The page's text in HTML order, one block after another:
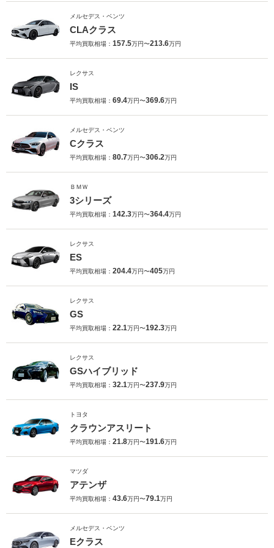
メルセデス・ベンツ
CLAクラス
平均買取相場： 157.5万円〜213.6万円
レクサス
IS
平均買取相場： 69.4万円〜369.6万円
メルセデス・ベンツ
Cクラス
平均買取相場： 80.7万円〜306.2万円
ＢＭＷ
3シリーズ
平均買取相場： 142.3万円〜364.4万円
レクサス
ES
平均買取相場： 204.4万円〜405万円
レクサス
GS
平均買取相場： 22.1万円〜192.3万円
レクサス
GSハイブリッド
平均買取相場： 32.1万円〜237.9万円
トヨタ
クラウンアスリート
平均買取相場： 21.8万円〜191.6万円
マツダ
アテンザ
平均買取相場： 43.6万円〜79.1万円
メルセデス・ベンツ
Eクラス